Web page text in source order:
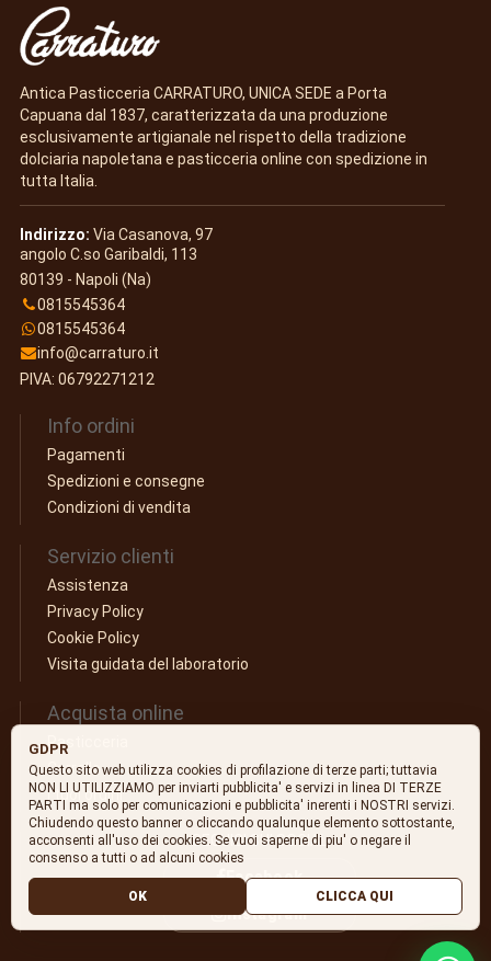
Antica Pasticceria CARRATURO, UNICA SEDE a Porta
Capuana dal 1837, caratterizzata da una produzione
esclusivamente artigianale nel rispetto della tradizione
dolciaria napoletana e pasticceria online con spedizione in
tutta Italia.
Indirizzo: Via Casanova, 97
angolo C.so Garibaldi, 113
80139 - Napoli (Na)
0815545364
0815545364
info@carraturo.it
PIVA: 06792271212
Info ordini
Pagamenti
Spedizioni e consegne
Condizioni di vendita
Servizio clienti
Assistenza
Privacy Policy
Cookie Policy
Visita guidata del laboratorio
Acquista online
Pasticceria
Carrello
I tuoi ordini
SEGUICI SUI SOCIAL
Facebook
Instagram
GDPR
Questo sito web utilizza cookies di profilazione di terze parti; tuttavia
NON LI UTILIZZIAMO per inviarti pubblicita' e servizi in linea DI TERZE
PARTI ma solo per comunicazioni e pubblicita' inerenti i NOSTRI servizi.
Chiudendo questo banner o cliccando qualunque elemento sottostante,
acconsenti all'uso dei cookies. Se vuoi saperne di piu' o negare il
consenso a tutti o ad alcuni cookies
OK CLICCA QUI